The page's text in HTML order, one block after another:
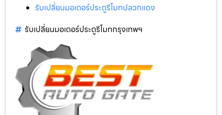
รับเปลี่ยนมอเตอร์ประตูรีโมทปลวกแดง
รับเปลี่ยนมอเตอร์ประตูรีโมทกรุงเทพฯ